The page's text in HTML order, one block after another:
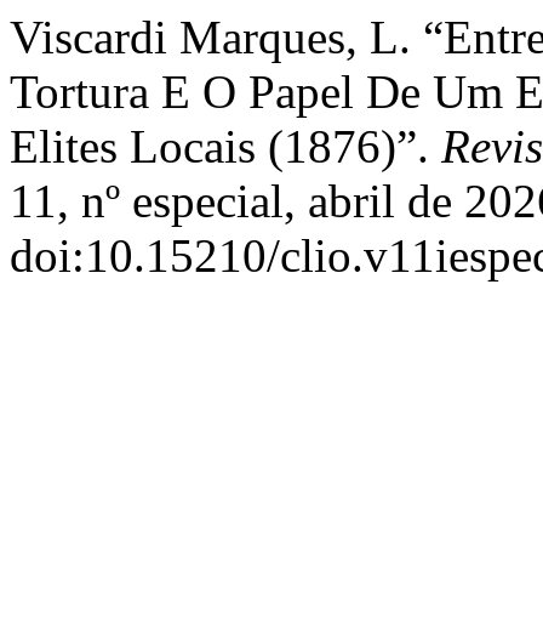
Viscardi Marques, L.
Tortura E O Papel De Um
Elites Locais (1876)”.
11, nº especial, abril de
doi:10.15210/